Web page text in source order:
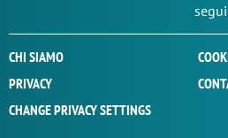
CHI SIAMO
PRIVACY
CHANGE PRIVACY SETTINGS